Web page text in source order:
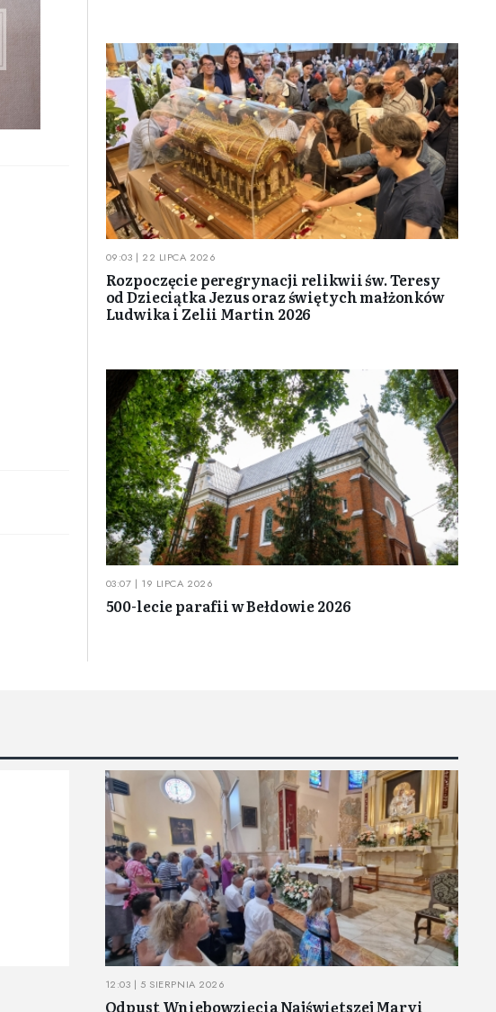
09:03 | 22 LIPCA 2026
Rozpoczęcie peregrynacji relikwii św. Teresy
od Dzieciątka Jezus oraz świętych małżonków
Ludwika i Zelii Martin 2026
03:07 | 19 LIPCA 2026
500-lecie parafii w Bełdowie 2026
12:03 | 5 SIERPNIA 2026
Odpust Wniebowzięcia Najświętszej Maryi